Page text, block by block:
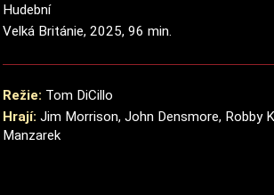
Hudební
Velká Británie, 2025, 96 min.
Režie: Tom DiCillo
Hrají: Jim Morrison, John Densmore, Robby
Manzarek